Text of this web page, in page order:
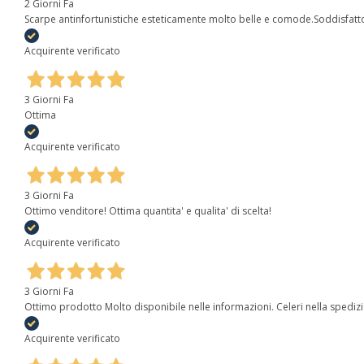
2 Giorni Fa
Scarpe antinfortunistiche esteticamente molto belle e
Acquirente verificato
3 Giorni Fa
Ottima
Acquirente verificato
3 Giorni Fa
Ottimo venditore! Ottima quantita' e qualita' di scelta!
Acquirente verificato
3 Giorni Fa
Ottimo prodotto Molto disponibile nelle informazioni. Celeri nella
Acquirente verificato